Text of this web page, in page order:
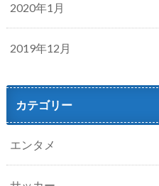
2020年1月
2019年12月
カテゴリー
エンタメ